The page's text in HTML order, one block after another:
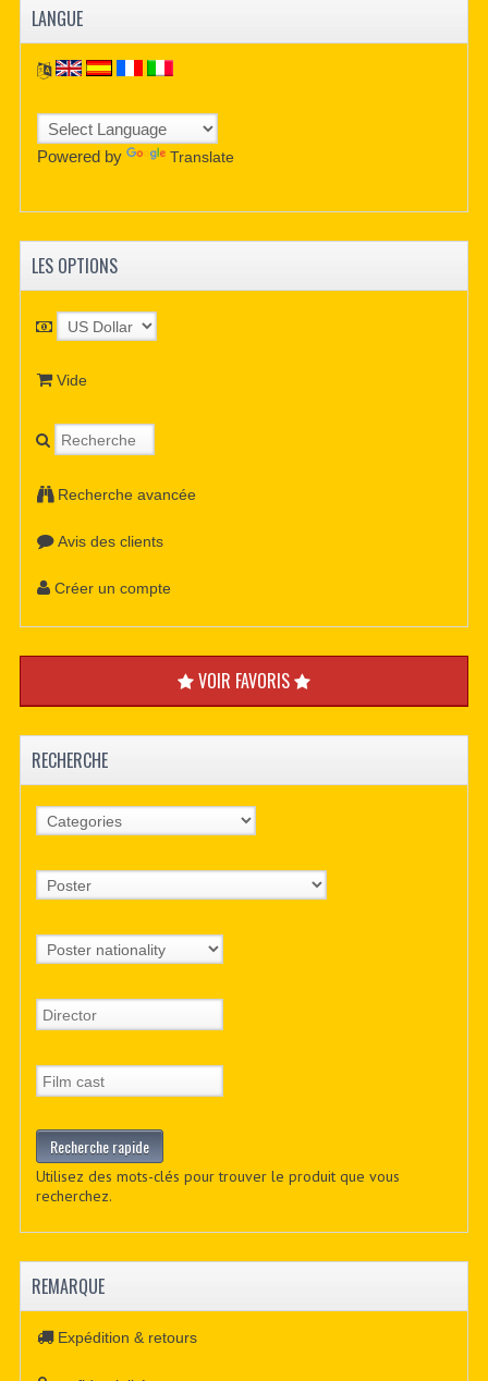
LANGUE
Powered by Translate
LES OPTIONS
Vide
Recherche avancée
Avis des clients
Créer un compte
VOIR FAVORIS
RECHERCHE
Utilisez des mots-clés pour trouver le produit que vous
recherchez.
REMARQUE
Expédition & retours